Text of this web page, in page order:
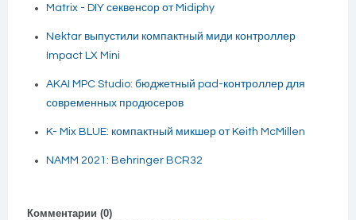
Matrix - DIY секвенсор от Midiphy
Nektar выпустили компактный миди контроллер
Impact LX Mini
AKAI MPC Studio: бюджетный pad-контроллер для
современных продюсеров
K- Mix BLUE: компактный микшер от Keith McMillen
NAMM 2021: Behringer BCR32
Комментарии (0)